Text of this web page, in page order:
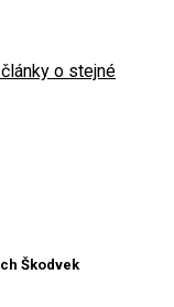
o stejné
Škodvek